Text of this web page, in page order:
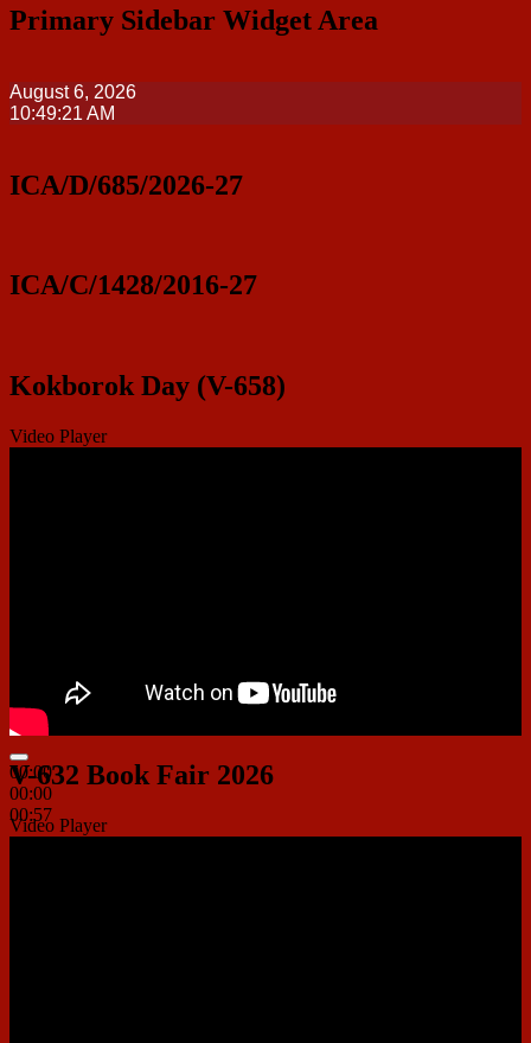
Primary Sidebar Widget Area
August 6, 2026
10:49:22 AM
ICA/D/685/2026-27
ICA/C/1428/2016-27
Kokborok Day (V-658)
Video Player
00:00
00:00
00:57
V-632 Book Fair 2026
Video Player